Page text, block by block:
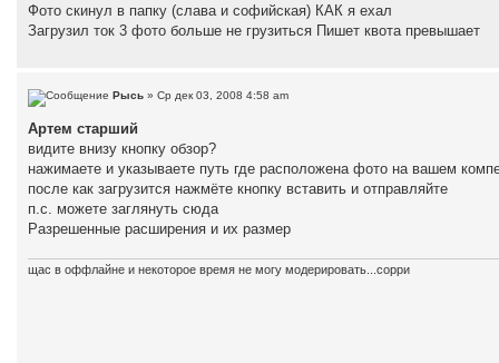
Фото скинул в папку (слава и софийская) КАК я ехал
Загрузил ток 3 фото больше не грузиться Пишет квота превышает
Рысь » Ср дек 03, 2008 4:58 am
Артем старший
видите внизу кнопку обзор?
нажимаете и указываете путь где расположена фото на вашем
после как загрузится нажмёте кнопку вставить и отправляйте
п.с. можете заглянуть сюда
Разрешенные расширения и их размер
щас в оффлайне и некоторое время не могу модерировать...сорри